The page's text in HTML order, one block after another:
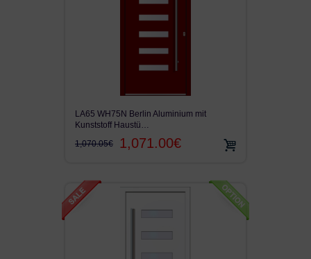
LA65 WH75N Berlin Aluminium mit
Kunststoff Haustü…
1,070.05€
1,071.00€